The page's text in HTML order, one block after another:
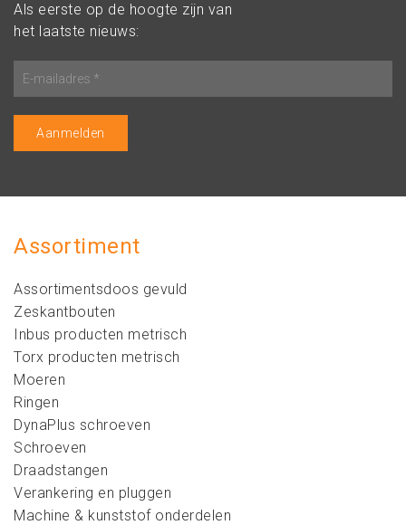
Als eerste op de hoogte zijn van
het laatste nieuws:
Assortiment
Assortimentsdoos gevuld
Zeskantbouten
Inbus producten metrisch
Torx producten metrisch
Moeren
Ringen
DynaPlus schroeven
Schroeven
Draadstangen
Verankering en pluggen
Machine & kunststof onderdelen